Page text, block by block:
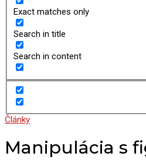
Exact matches only
Search in title
Search in content
Články
Manipulácia s